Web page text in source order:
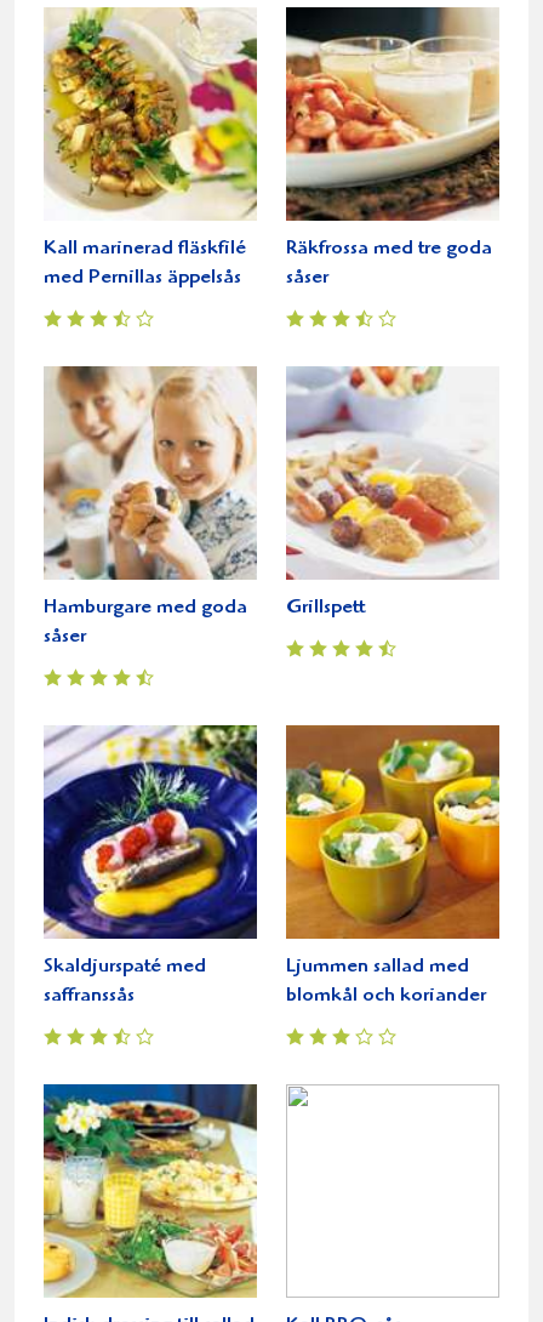
Kall marinerad fläskfilé
med Pernillas äppelsås
Räkfrossa med tre goda
såser
Hamburgare med goda
såser
Grillspett
Skaldjurspaté med
saffranssås
Ljummen sallad med
blomkål och koriander